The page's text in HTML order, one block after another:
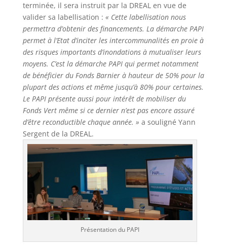
terminée, il sera instruit par la DREAL en vue de
valider sa labellisation : « Cette labellisation nous
permettra d’obtenir des financements. La démarche PAPI
permet à l’Etat d’inciter les intercommunalités en proie à
des risques importants d’inondations à mutualiser leurs
moyens. C’est la démarche PAPI qui permet notamment
de bénéficier du Fonds Barnier à hauteur de 50% pour la
plupart des actions et même jusqu’à 80% pour certaines.
Le PAPI présente aussi pour intérêt de mobiliser du
Fonds Vert même si ce dernier n’est pas encore assuré
d’être reconductible chaque année. » a souligné Yann
Sergent de la DREAL.
Présentation du PAPI